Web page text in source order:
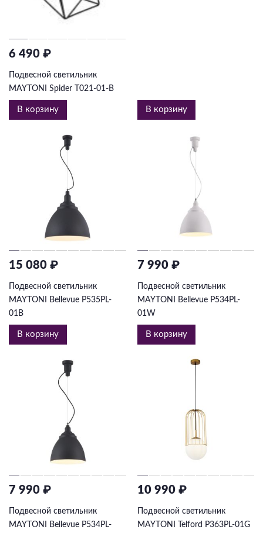
6 490 ₽
Подвесной светильник
MAYTONI Spider T021-01-B
В корзину В корзину
15 080 ₽
Подвесной светильник
MAYTONI Bellevue P535PL-
01B
В корзину
7 990 ₽
Подвесной светильник
MAYTONI Bellevue P534PL-
01W
В корзину
7 990 ₽
Подвесной светильник
MAYTONI Bellevue P534PL-
10 990 ₽
Подвесной светильник
MAYTONI Telford P363PL-01G